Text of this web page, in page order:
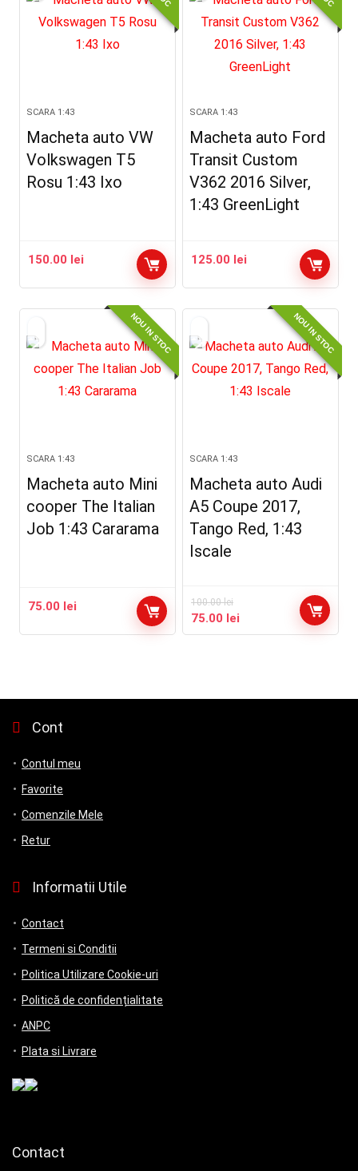
SCARA 1:43
Macheta auto VW
Volkswagen T5
Rosu 1:43 Ixo
150.00 lei
SCARA 1:43
Macheta auto Ford
Transit Custom
V362 2016 Silver,
1:43 GreenLight
125.00 lei
NOU IN STOC
SCARA 1:43
Macheta auto Mini
cooper The Italian
Job 1:43 Cararama
75.00 lei
NOU IN STOC
SCARA 1:43
Macheta auto Audi
A5 Coupe 2017,
Tango Red, 1:43
Iscale
100.00lei
Prețul
inițial
75.00 lei
curent
Cont
Contul meu
Favorite
Comenzile Mele
Retur
Informatii Utile
Contact
Termeni si Conditii
Politica Utilizare Cookie-uri
Politică de confidențialitate
ANPC
Plata si Livrare
Contact